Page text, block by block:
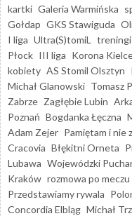
kartki Galeria Warmińska
Gołdap GKS Stawiguda
I liga Ultra(S)tomiL treningi
Płock III liga Korona
kobiety AS Stomil Olsztyn
Michał Glanowski Tomasz
Zabrze Zagłębie Lubin
Poznań Bogdanka Łęczna
Adam Zejer Pamiętam i nie
Cracovia Błękitni Orneta
Lubawa Wojewódzki
Kraków rozmowa po meczu
Przedstawiamy rywala
Concordia Elbląg Michał